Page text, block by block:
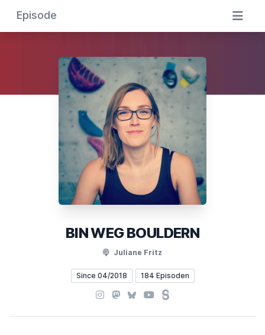
Episode
BIN WEG BOULDERN
Juliane Fritz
Since 04/2018 184 Episoden
Instagram
Mastodon
BlueskyYouTubeSteady